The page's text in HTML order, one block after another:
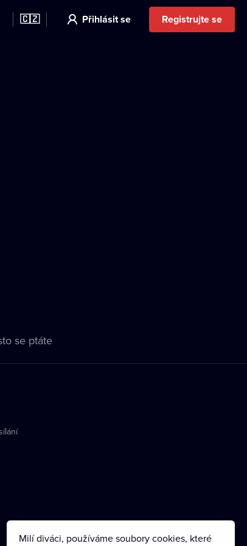
🇨🇿 Přihlásit se Registrujte se
se ptáte
Milí diváci, používáme soubory cookies, které